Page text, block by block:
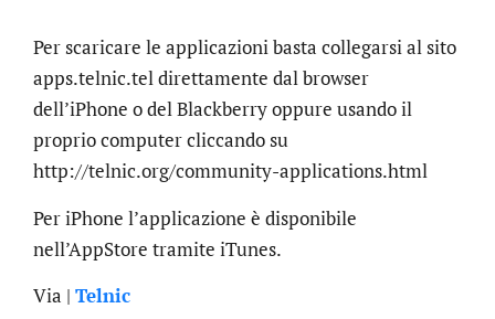
Per scaricare le applicazioni basta collegarsi al sito
apps.telnic.tel direttamente dal browser
dell’iPhone o del Blackberry oppure usando il
proprio computer cliccando su
http://telnic.org/community-applications.html
Per iPhone l’applicazione è disponibile
nell’AppStore tramite iTunes.
Via | Telnic